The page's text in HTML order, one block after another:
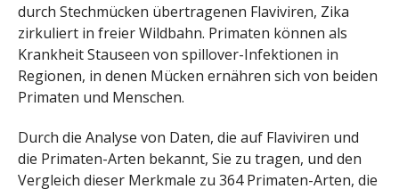
durch Stechmücken übertragenen Flaviviren, Zika
zirkuliert in freier Wildbahn. Primaten können als
Krankheit Stauseen von spillover-Infektionen in
Regionen, in denen Mücken ernähren sich von beiden
Primaten und Menschen.
Durch die Analyse von Daten, die auf Flaviviren und
die Primaten-Arten bekannt, Sie zu tragen, und den
Vergleich dieser Merkmale zu 364 Primaten-Arten, die